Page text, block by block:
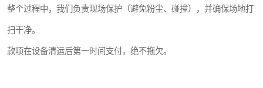
整个过程中，我们负责现场保护（避免粉尘、碰撞），并确保场地打
扫干净。
款项在设备清运后第一时间支付，绝不拖欠。